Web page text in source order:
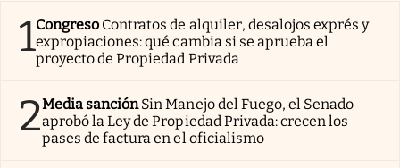
1Congreso Contratos de alquiler, desalojos exprés y
expropiaciones: qué cambia si se aprueba el
proyecto de Propiedad Privada
2Media sanciónSin Manejo del Fuego, el Senado
aprobó la Ley de Propiedad Privada: crecen los
pases de factura en el oficialismo